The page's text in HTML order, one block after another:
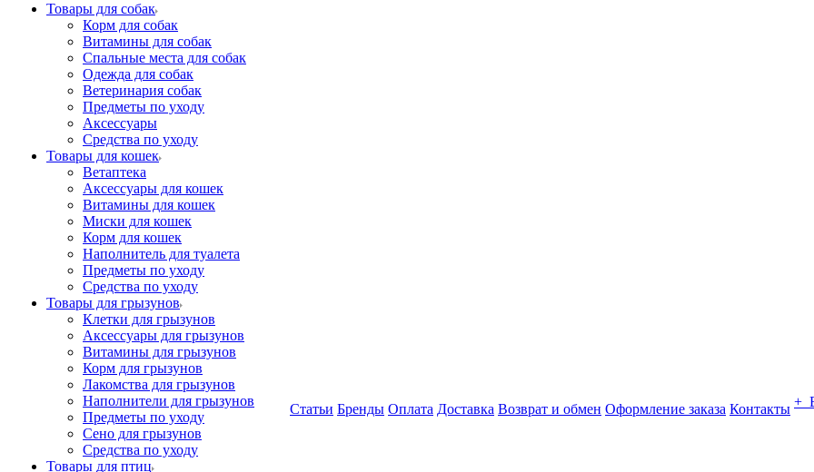
Товары для собак
Корм для собак
Витамины для собак
Спальные места для собак
Одежда для собак
Ветеринария собак
Предметы по уходу
Аксессуары
Средства по уходу
Товары для кошек
Ветаптека
Аксессуары для кошек
Витамины для кошек
Миски для кошек
Корм для кошек
Наполнитель для туалета
Предметы по уходу
Средства по уходу
Товары для грызунов
Клетки для грызунов
Аксессуары для грызунов
Витамины для грызунов
Корм для грызунов
Лакомства для грызунов
Наполнители для грызунов
Предметы по уходу
Сено для грызунов
Средства по уходу
Товары для птиц
Статьи Бренды Оплата Доставка Возврат и обмен Оформление заказа Контакты +